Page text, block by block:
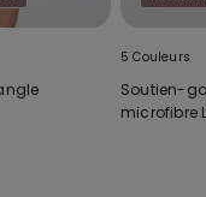
5 Couleurs
Soutien-
microfibre